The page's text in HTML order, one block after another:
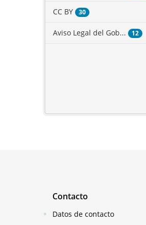
CC BY 30
Aviso Legal del Gob... 12
Contacto
Datos de contacto